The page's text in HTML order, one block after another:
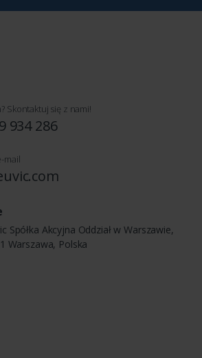
Skontaktuj się z nami!
934 286
mail
Spółka Akcyjna Oddział w Warszawie,
Warszawa, Polska